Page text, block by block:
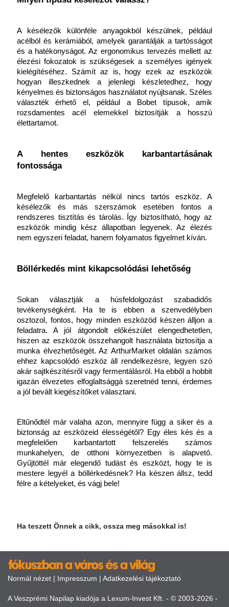
A késélezők különféle anyagokból készülnek, például
acélból és kerámiából, amelyek garantálják a tartósságot
és a hatékonyságot. Az ergonomikus tervezés mellett az
élezési fokozatok is szükségesek a személyes igények
kielégítéséhez. Számít az is, hogy ezek az eszközök
hogyan illeszkednek a jelenlegi készletedhez, hogy
kényelmes és biztonságos használatot nyújtsanak. Széles
választék érhető el, például a Bobet típusok, amik
rozsdamentes acél elemekkel biztosítják a hosszú
élettartamot.
A hentes eszközök karbantartásának
fontossága
Megfelelő karbantartás nélkül nincs tartós eszköz. A
késélezők és más szerszámok esetében fontos a
rendszeres tisztítás és tárolás. Így biztosítható, hogy az
eszközök mindig kész állapotban legyenek. Az élezés
nem egyszeri feladat, hanem folyamatos figyelmet kíván.
Böllérkedés mint kikapcsolódási lehetőség
Sokan választják a húsfeldolgozást szabadidős
tevékenységként. Ha te is ebben a szenvedélyben
osztozol, fontos, hogy minden eszközöd készen álljon a
feladatra. A jól átgondolt előkészület elengedhetetlen,
hiszen az eszközök összehangolt használata biztosítja a
munka élvezhetőségét. Az ArthurMarket oldalán számos
ehhez kapcsolódó eszköz áll rendelkezésre, legyen szó
akár sajtkészítésről vagy fermentálásról. Ha ebből a hobbit
igazán élvezetes elfoglaltsággá szeretnéd tenni, érdemes
a jól bevált kiegészítőket választani.
Eltűnődtél már valaha azon, mennyire függ a siker és a
biztonság az eszközeid élességétől? Egy éles kés és a
megfelelően karbantartott felszerelés számos
munkahelyen, de otthoni környezetben is alapvető.
Gyűjtöttél már elegendő tudást és eszközt, hogy te is
mestere legyél a böllérkedésnek? Ha készen állsz, tedd
félre a kételyeket, és vágj bele!
Ha teszett Önnek a cikk, ossza meg másokkal is!
Normál nézet | Impresszum | Adatkezelési tájékoztató
A Veszprémi Napilap kiadója a Lexum-Invest Kft. - © 2003-2026 -